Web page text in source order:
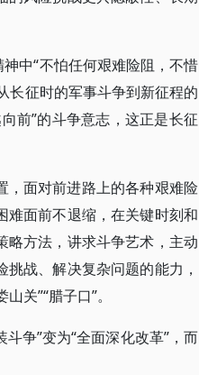
中“不怕任何艰难险阻，不惜
长征时的军事斗争到新征程的
前”的斗争意志，这正是长征
，面对前进路上的各种艰难险
难面前不退缩，在关键时刻和
略方法，讲求斗争艺术，主动
战、解决复杂问题的能力，
关”“腊子口”。
争”变为“全面深化改革”，而